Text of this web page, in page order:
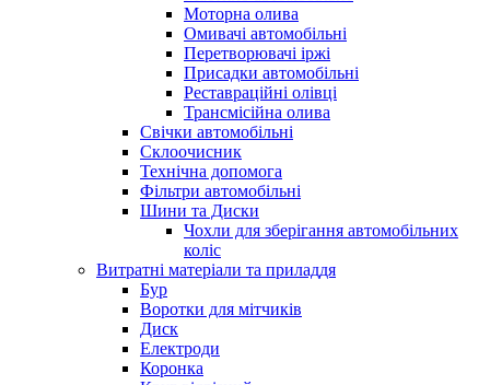
Моторна олива
Омивачі автомобільні
Перетворювачі іржі
Присадки автомобільні
Реставраційні олівці
Трансмісійна олива
Свічки автомобільні
Склоочисник
Технічна допомога
Фільтри автомобільні
Шини та Диски
Чохли для зберігання автомобільних
коліс
Витратні матеріали та приладдя
Бур
Воротки для мітчиків
Диск
Електроди
Коронка